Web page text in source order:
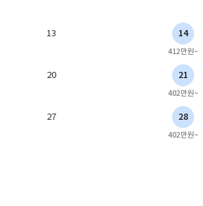
13 14
412만원~
20 21
402만원~
27 28
402만원~